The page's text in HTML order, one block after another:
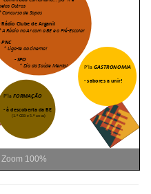
Zoom 100%